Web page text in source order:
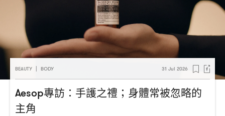
BEAUTY BODY 31 Jul 2026
Aesop專訪 ： 手護之禮 ； 身體常被忽略的
主角